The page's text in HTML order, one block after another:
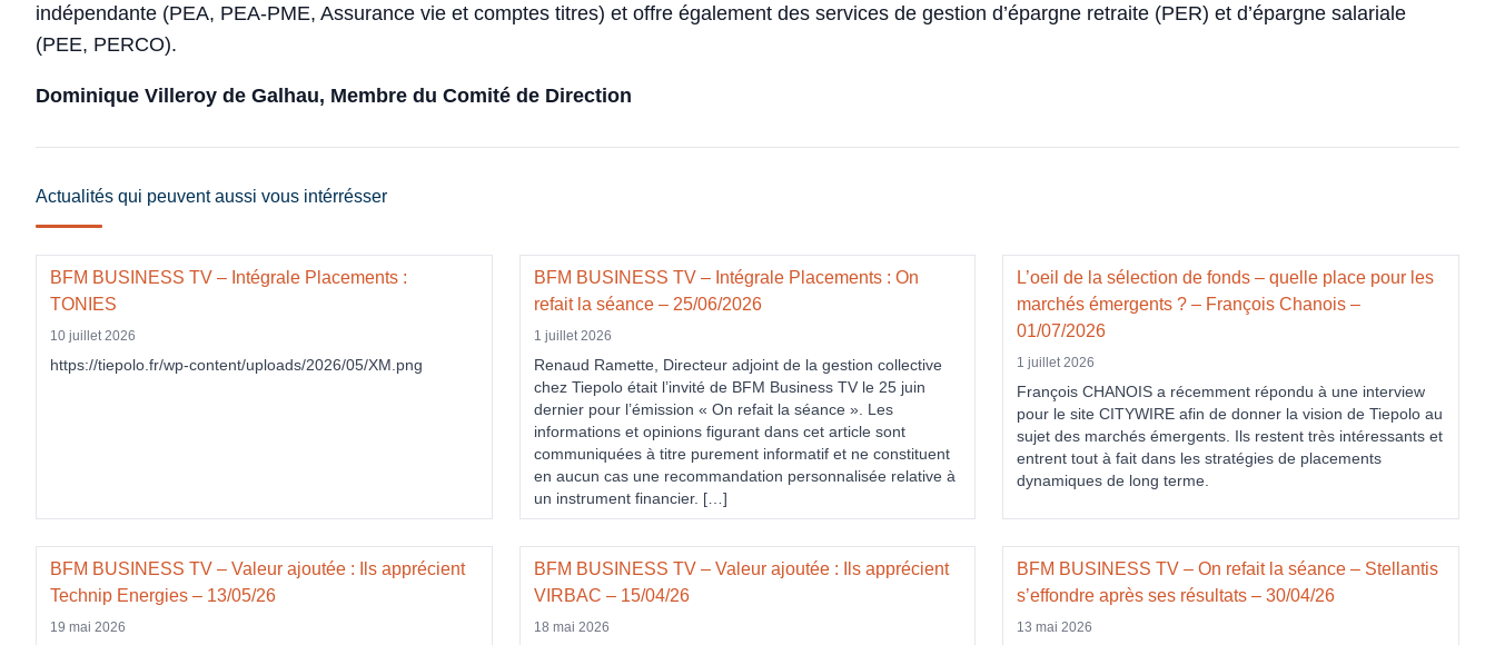
indépendante (PEA, PEA-PME, Assurance vie et comptes titres) et offre également des services de gestion d’épargne retraite (PER) et d’épargne salariale
(PEE, PERCO).
Dominique Villeroy de Galhau, Membre du Comité de Direction
Actualités qui peuvent aussi vous intérrésser
BFM BUSINESS TV – Intégrale Placements :
TONIES
10 juillet 2026
https://tiepolo.fr/wp-content/uploads/2026/05/XM.png
BFM BUSINESS TV – Intégrale Placements : On
refait la séance – 25/06/2026
1 juillet 2026
Renaud Ramette, Directeur adjoint de la gestion collective
chez Tiepolo était l’invité de BFM Business TV le 25 juin
dernier pour l’émission « On refait la séance ». Les
informations et opinions figurant dans cet article sont
communiquées à titre purement informatif et ne constituent
en aucun cas une recommandation personnalisée relative à
un instrument financier. […]
L’oeil de la sélection de fonds – quelle place pour les
marchés émergents ? – François Chanois –
01/07/2026
1 juillet 2026
François CHANOIS a récemment répondu à une interview
pour le site CITYWIRE afin de donner la vision de Tiepolo au
sujet des marchés émergents. Ils restent très intéressants et
entrent tout à fait dans les stratégies de placements
dynamiques de long terme.
BFM BUSINESS TV – Valeur ajoutée : Ils apprécient
Technip Energies – 13/05/26
19 mai 2026
BFM BUSINESS TV – Valeur ajoutée : Ils apprécient
VIRBAC – 15/04/26
18 mai 2026
BFM BUSINESS TV – On refait la séance – Stellantis
s’effondre après ses résultats – 30/04/26
13 mai 2026